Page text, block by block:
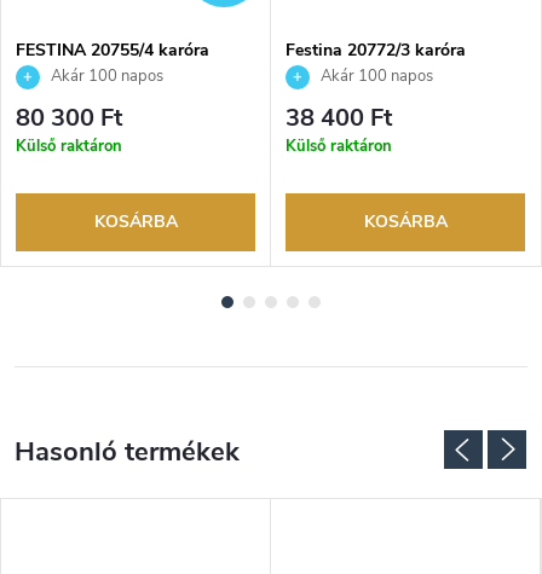
FESTINA 20755/4 karóra
Akár 100 napos
visszaküldési lehetőség. Hivatalos
márkakereskedő.
80 300 Ft
Külső raktáron
KOSÁRBA
Festina 20772/3 karóra
Akár 100 napos
visszaküldési lehetőség. Hivatalos
márkakereskedő.
38 400 Ft
Külső raktáron
KOSÁRBA